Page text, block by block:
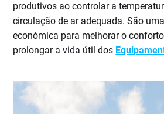
produtivos ao controlar a
circulação de ar adequada. São
económica para melhorar o
prolongar a vida útil dos